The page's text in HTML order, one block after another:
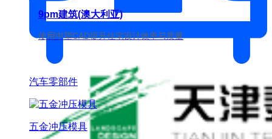
汽车零部件
五金冲压模具
9pm建筑(澳大利亚)
使用中望CAD提升住宅设计效率与质量